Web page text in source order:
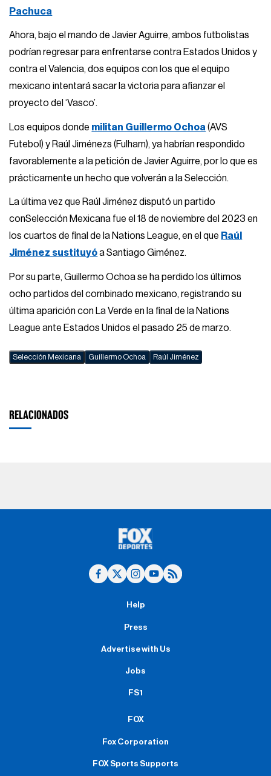
Pachuca
Ahora, bajo el mando de Javier Aguirre, ambos futbolistas
podrían regresar para enfrentarse contra Estados Unidos y
contra el Valencia, dos equipos con los que el equipo
mexicano intentará sacar la victoria para afianzar el
proyecto del ‘Vasco’.
Los equipos donde militan Guillermo Ochoa (AVS
Futebol) y Raúl Jiménezs (Fulham), ya habrían respondido
favorablemente a la petición de Javier Aguirre, por lo que es
prácticamente un hecho que volverán a la Selección.
La última vez que Raúl Jiménez disputó un partido
conSelección Mexicana fue el 18 de noviembre del 2023 en
los cuartos de final de la Nations League, en el que Raúl
Jiménez sustituyóa Santiago Giménez.
Por su parte, Guillermo Ochoa se ha perdido los últimos
ocho partidos del combinado mexicano, registrando su
última aparición con La Verde en la final de la Nations
League ante Estados Unidos el pasado 25 de marzo.
Selección Mexicana Guillermo Ochoa Raúl Jiménez
RELACIONADOS
Help
Press
Advertise with Us
Jobs
FS1
FOX
Fox Corporation
FOX Sports Supports